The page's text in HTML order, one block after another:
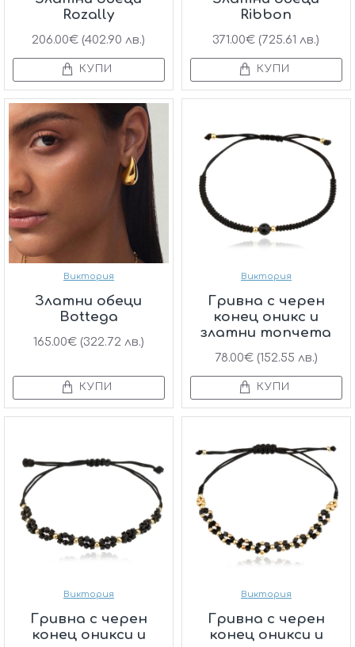
Rozally
206.00€ (402.90 лв.)
КУПИ
Ribbon
371.00€ (725.61 лв.)
КУПИ
Виктория
Златни обеци
Bottega
165.00€ (322.72 лв.)
КУПИ
Виктория
Гривна с черен
конец оникс и
златни топчета
78.00€ (152.55 лв.)
КУПИ
Виктория
Гривна с черен
конец оникси и
Виктория
Гривна с черен
конец оникси и